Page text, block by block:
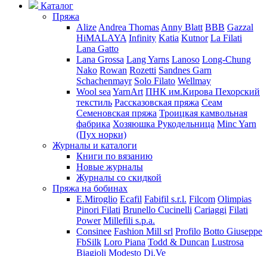
Каталог
Пряжа
Alize Andrea Thomas Anny Blatt BBB Gazzal
HiMALAYA Infinity Katia Kutnor La Filati
Lana Gatto
Lana Grossa Lang Yarns Lanoso Long-Chung
Nako Rowan Rozetti Sandnes Garn
Schachenmayr Solo Filato Wellmay
Wool sea YarnArt ПНК им.Кирова Пехорский
текстиль Рассказовская пряжа Сеам
Семеновская пряжа Троицкая камвольная
фабрика Хозяюшка Рукодельница Minc Yarn
(Пух норки)
Журналы и каталоги
Книги по вязанию
Новые журналы
Журналы со скидкой
Пряжа на бобинах
E.Miroglio Ecafil Fabifil s.r.l. Filcom Olimpias
Pinori Filati Brunello Cucinelli Cariaggi Filati
Power Millefili s.p.a.
Consinee Fashion Mill srl Profilo Botto Giuseppe
FbSilk Loro Piana Todd & Duncan Lustrosa
Biagioli Modesto Di.Ve